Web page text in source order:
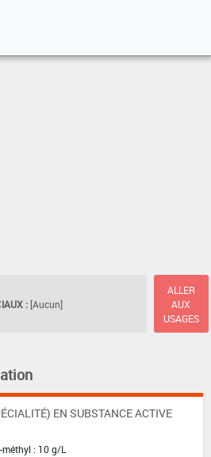
: [Aucun]
ALLER
AUX
USAGES
EN SUBSTANCE ACTIVE
: 10 g/L